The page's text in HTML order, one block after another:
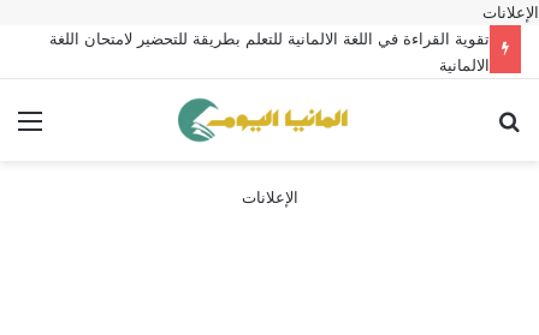
الإعلانات
تقوية القراءة في اللغة الالمانية للتعلم بطريقة للتحضير لامتحان اللغة
الالمانية
الإعلانات